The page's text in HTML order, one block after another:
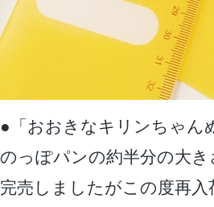
●「おおきなキリンちゃん
のっぽパンの約半分の大
完売しましたがこの度再入